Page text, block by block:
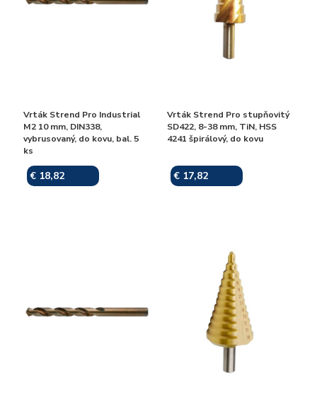
Vrták Strend Pro Industrial
M2 10 mm, DIN338,
vybrusovaný, do kovu, bal. 5
ks
€ 18,82
Vrták Strend Pro stupňovitý
SD422, 8-38 mm, TiN, HSS
4241 špirálový, do kovu
€ 17,82